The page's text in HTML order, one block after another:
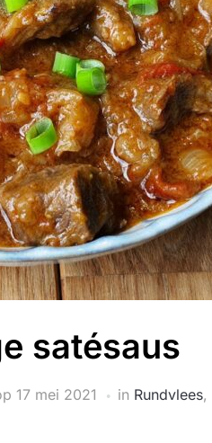
satésaus
17 mei 2021 in Rundvlees,